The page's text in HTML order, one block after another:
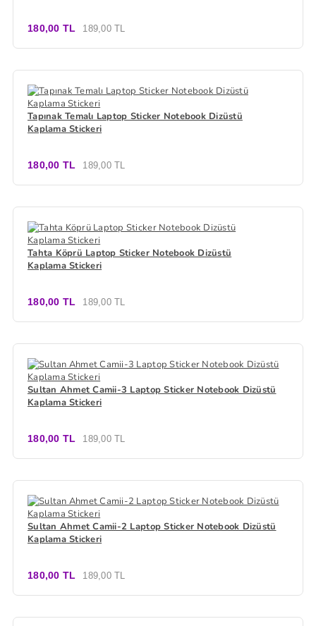
180,00 TL 189,00 TL
Tapınak Temalı Laptop Sticker Notebook Dizüstü
Kaplama Stickeri
180,00 TL 189,00 TL
Tahta Köprü Laptop Sticker Notebook Dizüstü
Kaplama Stickeri
180,00 TL 189,00 TL
Sultan Ahmet Camii-3 Laptop Sticker Notebook Dizüstü
Kaplama Stickeri
180,00 TL 189,00 TL
Sultan Ahmet Camii-2 Laptop Sticker Notebook Dizüstü
Kaplama Stickeri
180,00 TL 189,00 TL